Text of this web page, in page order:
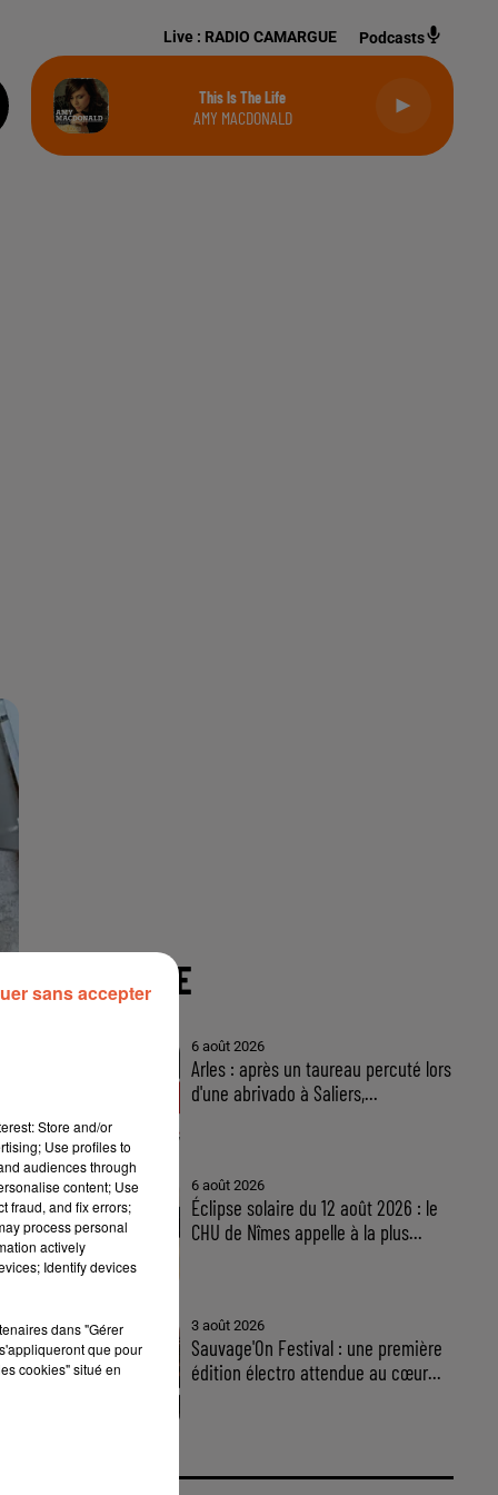
Live : RADIO CAMARGUE Podcasts
This Is The Life
AMY MACDONALD
À LA UNE
6 août 2026
Arles : après un taureau percuté lors
d'une abrivado à Saliers,...
6 août 2026
Éclipse solaire du 12 août 2026 : le
CHU de Nîmes appelle à la plus...
3 août 2026
Sauvage'On Festival : une première
édition électro attendue au cœur...
Store and/or
Use profiles to
audiences through
content; Use
fraud, and fix errors;
process personal
actively
Identify devices
dans "Gérer
que pour
cookies" situé en
sans accepter